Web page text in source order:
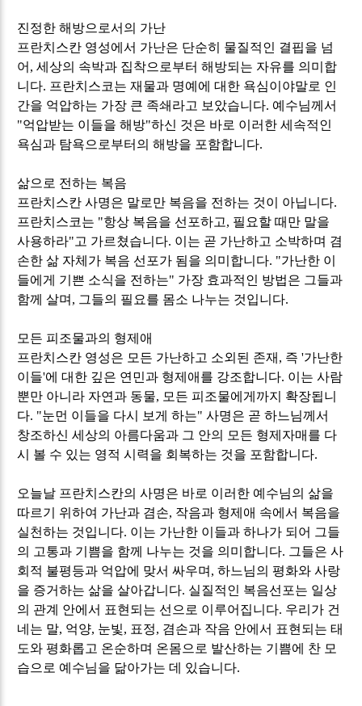
진정한 해방으로서의 가난
프란치스칸 영성에서 가난은 단순히 물질적인 결핍을 넘
어 ,세상의 속박과 집착으로부터 해방되는 자유를 의미합
니다. 프란치스코는 재물과 명예에 대한 욕심이야말로 인
간을 억압하는 가장 큰 족쇄라고 보았습니다. 예수님께서
"억압받는 이들을 해방"하신 것은 바로 이러한 세속적인
욕심과 탐욕으로부터의 해방을 포함합니다.
삶으로 전하는 복음
프란치스칸 사명은 말로만 복음을 전하는 것이 아닙니다.
프란치스코는 "항상 복음을 선포하고, 필요할 때만 말을
사용하라"고 가르쳤습니다. 이는 곧 가난하고 소박하며 겸
손한 삶 자체가 복음 선포가 됨을 의미합니다. "가난한 이
들에게 기쁜 소식을 전하는" 가장 효과적인 방법은 그들과
함께 살며 , 그들의 필요를 몸소 나누는 것입니다.
모든 피조물과의 형제애
프란치스칸 영성은 모든 가난하고 소외된 존재 , 즉'가난한
이들'에 대한 깊은 연민과 형제애를 강조합니다. 이는 사람
뿐만 아니라 자연과 동물, 모든 피조물에게까지 확장됩니
다. "눈먼 이들을 다시 보게 하는"사명은 곧 하느님께서
창조하신 세상의 아름다움과 그 안의 모든 형제자매를 다
시 볼 수 있는 영적 시력을 회복하는 것을 포함합니다.
오늘날 프란치스칸의 사명은 바로 이러한 예수님의 삶을
따르기 위하여 가난과 겸손, 작음과 형제애 속에서 복음을
실천하는 것입니다. 이는 가난한 이들과 하나가 되어 그들
의 고통과 기쁨을 함께 나누는 것을 의미합니다. 그들은 사
회적 불평등과 억압에 맞서 싸우며 ,하느님의 평화와 사랑
을 증거하는 삶을 살아갑니다. 실질적인 복음선포는 일상
의 관계 안에서 표현되는 선으로 이루어집니다. 우리가 건
네는 말, 억양, 눈빛, 표정, 겸손과 작음 안에서 표현되는 태
도와 평화롭고 온순하며 온몸으로 발산하는 기쁨에 찬 모
습으로 예수님을 닮아가는 데 있습니다.